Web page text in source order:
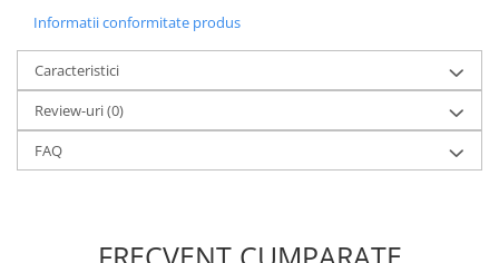
Informatii conformitate produs
Caracteristici
Review-uri(0)
FAQ